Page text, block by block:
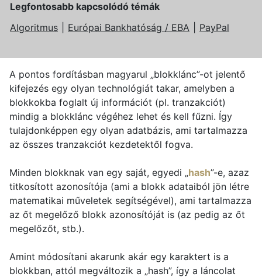
Legfontosabb kapcsolódó témák
Algoritmus
Európai Bankhatóság / EBA PayPal
A pontos fordításban magyarul „blokklánc”-ot jelentő
kifejezés egy olyan technológiát takar, amelyben a
blokkokba foglalt új információt (pl. tranzakciót)
mindig a blokklánc végéhez lehet és kell fűzni. Így
tulajdonképpen egy olyan adatbázis, ami tartalmazza
az összes tranzakciót kezdetektől fogva.
Minden blokknak van egy saját, egyedi „hash”-e, azaz
titkosított azonosítója (ami a blokk adataiból jön létre
matematikai műveletek segítségével), ami tartalmazza
az őt megelőző blokk azonosítóját is (az pedig az őt
megelőzőt, stb.).
Amint módosítani akarunk akár egy karaktert is a
blokkban, attól megváltozik a „hash”, így a láncolat